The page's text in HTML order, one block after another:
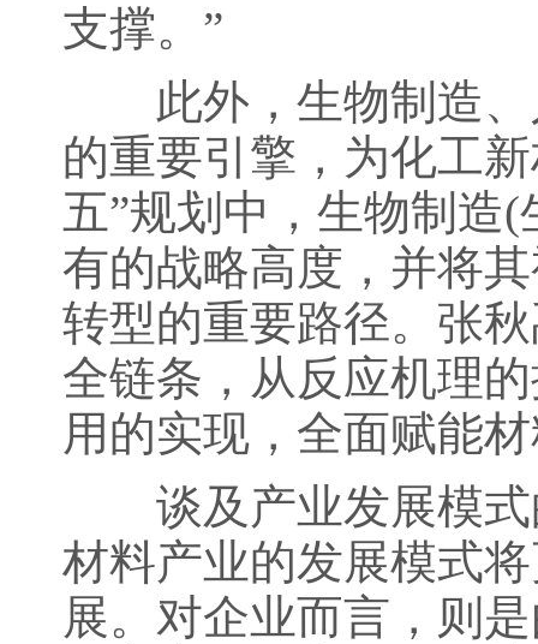
支撑。”
此外，生物制造、
的重要引擎，为化工
五”规划中，生物制造
有的战略高度，并将
转型的重要路径。张
全链条，从反应机理
用的实现，全面赋能
谈及产业发展模式
材料产业的发展模式
展。对企业而言，则